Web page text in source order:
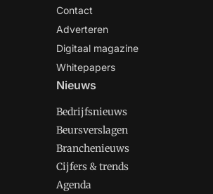
Contact
Adverteren
Digitaal magazine
Whitepapers
Nieuws
Bedrijfsnieuws
Beursverslagen
Branchenieuws
Cijfers & trends
Agenda